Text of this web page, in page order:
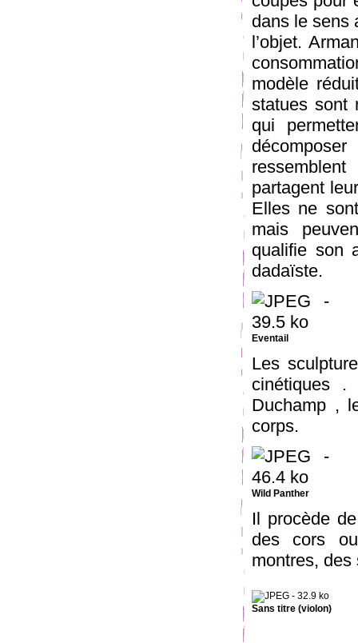
dans le sens
l’objet.
modèle
statues sont
qui
partagent
Elles ne
mais
qualifie son
dadaïste.
Eventail
Les
cinétiques .
Duchamp ,
corps.
Wild Panther
Il procède
des cors
montres,
Sans titre (violon)